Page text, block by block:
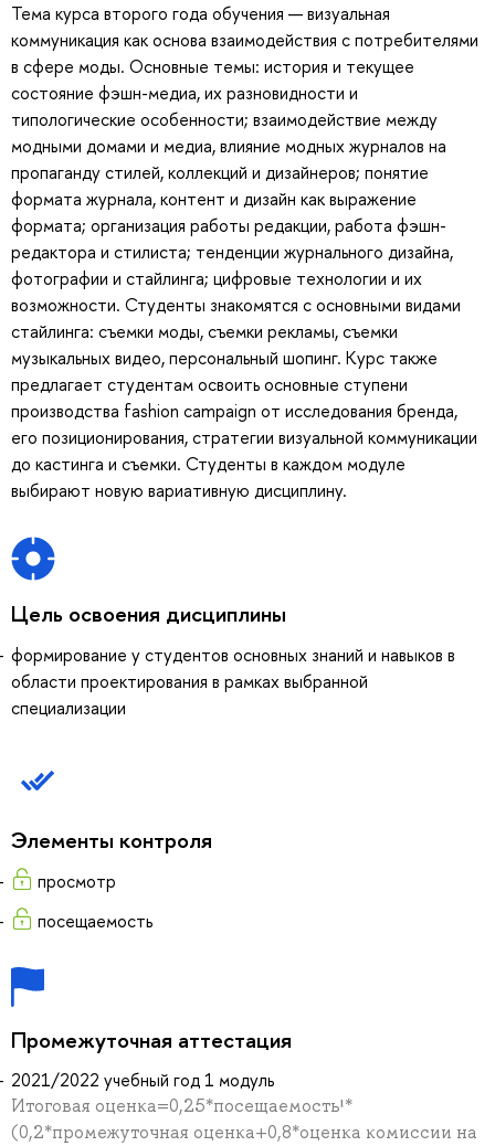
Тема курса второго года обучения — визуальная
коммуникация как основа взаимодействия с потребителями
в сфере моды. Основные темы: история и текущее
состояние фэшн-медиа, их разновидности и
типологические особенности; взаимодействие между
модными домами и медиа, влияние модных журналов на
пропаганду стилей, коллекций и дизайнеров; понятие
формата журнала, контент и дизайн как выражение
формата; организация работы редакции, работа фэшн-
редактора и стилиста; тенденции журнального дизайна,
фотографии и стайлинга; цифровые технологии и их
возможности. Студенты знакомятся с основными видами
стайлинга: съемки моды, съемки рекламы, съемки
музыкальных видео, персональный шопинг. Курс также
предлагает студентам освоить основные ступени
производства fashion campaign от исследования бренда,
его позиционирования, стратегии визуальной коммуникации
до кастинга и съемки. Студенты в каждом модуле
выбирают новую вариативную дисциплину.
Цель освоения дисциплины
формирование у студентов основных знаний и навыков в
области проектирования в рамках выбранной
специализации
Элементы контроля
просмотр
посещаемость
Промежуточная аттестация
2021/2022 учебный год 1 модуль
Итоговая оценка=0,25*посещаемость¹*
(0,2*промежуточная оценка+0,8*оценка комиссии на